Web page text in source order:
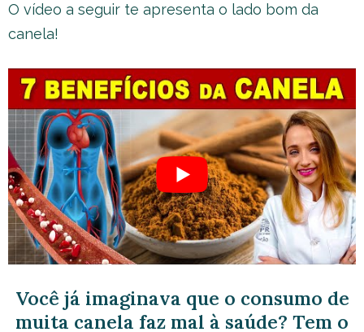
O vídeo a seguir te apresenta o lado bom da
canela!
Você já imaginava que o consumo de
muita canela faz mal à saúde? Tem o